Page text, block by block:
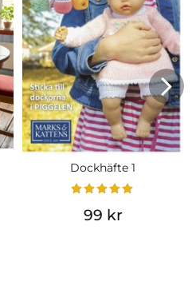
Dockhäfte 1
99 kr